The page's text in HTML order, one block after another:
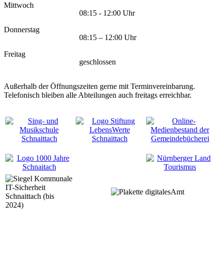
Mittwoch
08:15 - 12:00 Uhr
Donnerstag
08:15 – 12:00 Uhr
Freitag
geschlossen
Außerhalb der Öffnungszeiten gerne mit Terminvereinbarung.
Telefonisch bleiben alle Abteilungen auch freitags erreichbar.